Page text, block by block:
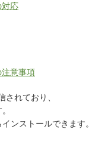
対応
意事項
されており、
ンストールできます。